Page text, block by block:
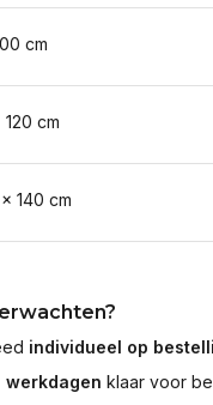
cm
cm
140 cm
individueel op
werkdagen klaar voor